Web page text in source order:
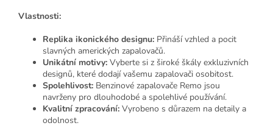
Vlastnosti:
Replika ikonického designu: Přináší vzhled a pocit
slavných amerických zapalovačů.
Unikátní motivy: Vyberte si z široké škály exkluzivních
designů, které dodají vašemu zapalovači osobitost.
Spolehlivost: Benzinové zapalovače Remo jsou
navrženy pro dlouhodobé a spolehlivé používání.
Kvalitní zpracování: Vyrobeno s důrazem na detaily a
odolnost.